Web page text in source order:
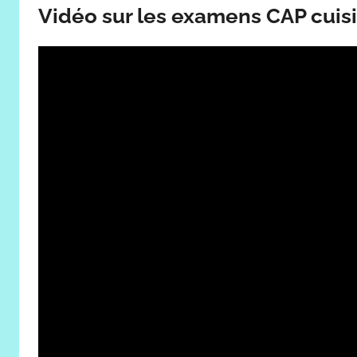
Vidéo sur les examens CAP